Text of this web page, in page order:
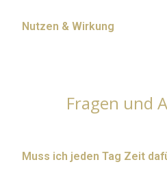
Nutzen & Wirkung
Fragen und
Muss ich jeden Tag Zeit